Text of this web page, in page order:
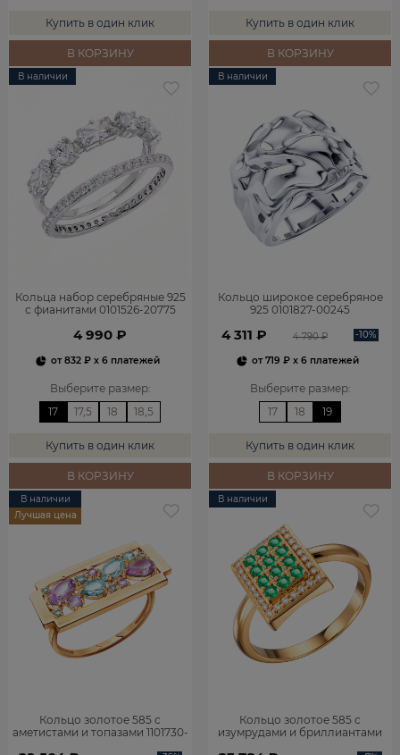
Купить в один клик
В КОРЗИНУ
Купить в один клик
В КОРЗИНУ
В наличии
Кольца набор серебряные 925
с фианитами 0101526-20775
4 990 ₽
от832 ₽ x 6 платежей
Выберите размер:
17
17,5 18 18,5
Купить в один клик
В КОРЗИНУ
В наличии
Кольцо широкое серебряное
925 0101827-00245
4 311 ₽ 4 790 ₽ -10%
от719 ₽ x 6 платежей
Выберите размер:
17
18 19
Купить в один клик
В КОРЗИНУ
В наличии
Лучшая цена
Кольцо золотое 585 с
аметистами и топазами 1101730-
В наличии
Кольцо золотое 585 с
изумрудами и бриллиантами